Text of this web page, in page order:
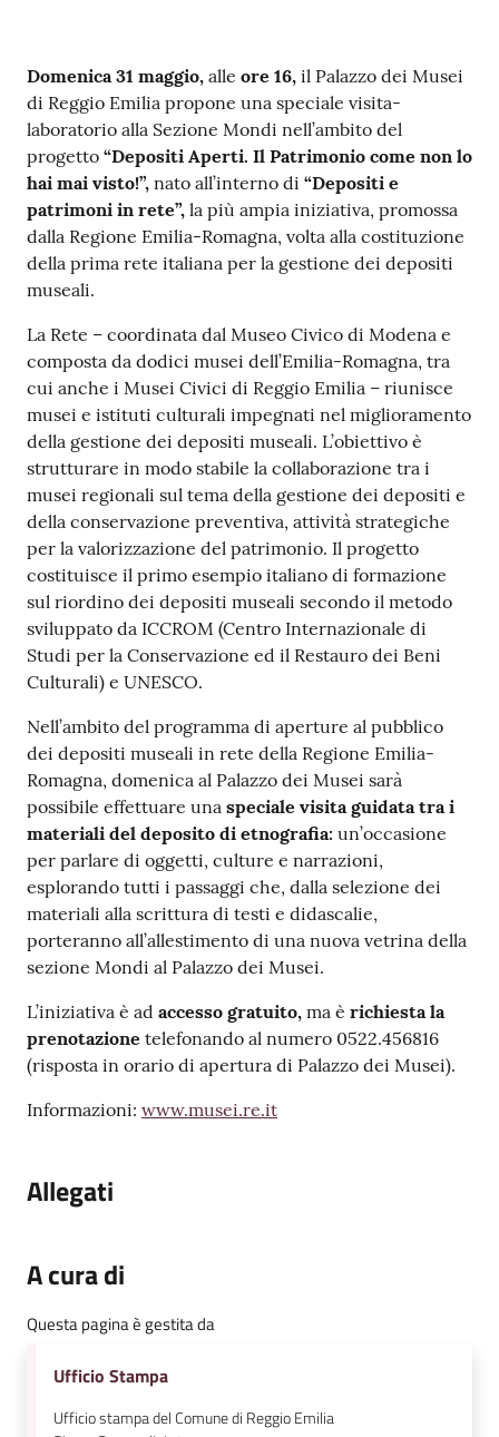
i
Seguici
su
Contenuto
Domenica 31 maggio, alle ore 16, il Palazzo dei Musei
di Reggio Emilia propone una speciale visita-
laboratorio alla Sezione Mondi nell’ambito del
progetto “Depositi Aperti. Il Patrimonio come non lo
hai mai visto!”, nato all’interno di “Depositi e
patrimoni in rete”, la più ampia iniziativa, promossa
dalla Regione Emilia-Romagna, volta alla costituzione
della prima rete italiana per la gestione dei depositi
museali.
La Rete – coordinata dal Museo Civico di Modena e
composta da dodici musei dell’Emilia-Romagna, tra
cui anche i Musei Civici di Reggio Emilia – riunisce
musei e istituti culturali impegnati nel miglioramento
della gestione dei depositi museali. L’obiettivo è
strutturare in modo stabile la collaborazione tra i
musei regionali sul tema della gestione dei depositi e
della conservazione preventiva, attività strategiche
per la valorizzazione del patrimonio. Il progetto
costituisce il primo esempio italiano di formazione
sul riordino dei depositi museali secondo il metodo
sviluppato da ICCROM (Centro Internazionale di
Studi per la Conservazione ed il Restauro dei Beni
Culturali) e UNESCO.
Nell’ambito del programma di aperture al pubblico
dei depositi museali in rete della Regione Emilia-
Romagna, domenica al Palazzo dei Musei sarà
possibile effettuare una speciale visita guidata trai
materiali del deposito di etnografia: un’occasione
per parlare di oggetti, culture e narrazioni,
esplorando tutti i passaggi che, dalla selezione dei
materiali alla scrittura di testi e didascalie,
porteranno all’allestimento di una nuova vetrina della
sezione Mondi al Palazzo dei Musei.
L’iniziativa è ad accesso gratuito, ma è richiesta la
prenotazione telefonando al numero 0522.456816
(risposta in orario di apertura di Palazzo dei Musei).
Informazioni: www.musei.re.it
Allegati
A cura di
Questa pagina è gestita da
Ufficio Stampa
Ufficio stampa del Comune di Reggio Emilia